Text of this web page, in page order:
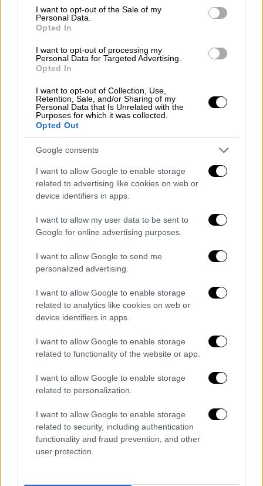
consent section.
I want to opt-out of the Sale of my
Personal Data.
Opted In
I want to opt-out of processing my
Personal Data for Targeted Advertising.
Opted In
I want to opt-out of Collection, Use,
Retention, Sale, and/or Sharing of my
Personal Data that Is Unrelated with the
Purposes for which it was collected.
Opted Out
Google consents
I want to allow Google to enable storage
related to advertising like cookies on web or
device identifiers in apps.
I want to allow my user data to be sent to
Google for online advertising purposes.
I want to allow Google to send me
personalized advertising.
I want to allow Google to enable storage
related to analytics like cookies on web or
device identifiers in apps.
I want to allow Google to enable storage
related to functionality of the website or app.
I want to allow Google to enable storage
related to personalization.
I want to allow Google to enable storage
related to security, including authentication
functionality and fraud prevention, and other
user protection.
φτάσουν πολύ μικρότερα
διαφημιζόμενα ή να
κακής ποιότητας κατασκευής.
Είναι εφικτή η επιστροφή των
χρημάτων;
Σύμφωνα με τον ιστότοπο της Temu,
μπορείτε να επιστρέψετε ανεπιθύμητα
προϊόντα εντός 90 ημερών
επιστροφή χρημάτων. Εάν μια παραγγελία
φτάσει μετά την εκτιμώμενη ημερομηνία
παράδοσης της Temu, θα λάβετεπίστωση
σας για να τη
χρησιμοποιήσετε σεμελλοντική παραγγελία
Εάν μια παραγγελία δεν φτάσει, μπορείτε να
επικοινωνήσετε με την Temu και να
χρειαστούν έως και 30 ημέρες για να
παραληφθούν οι επιστροφές από την
τράπεζα ή τον πάροχο της κάρτας σας.
Είναι ασφαλείς οι αγορές στο Temu;
Αυτό είναι και το πιοβασικό ερώτημακαι η
απάντηση είναι πως ηασφαλής της χρήσης
της πλατφόρμας
δεν είναι ακόμη
ξεκάθαρη.
Η Grizzly Research, η οποία συντάσσει